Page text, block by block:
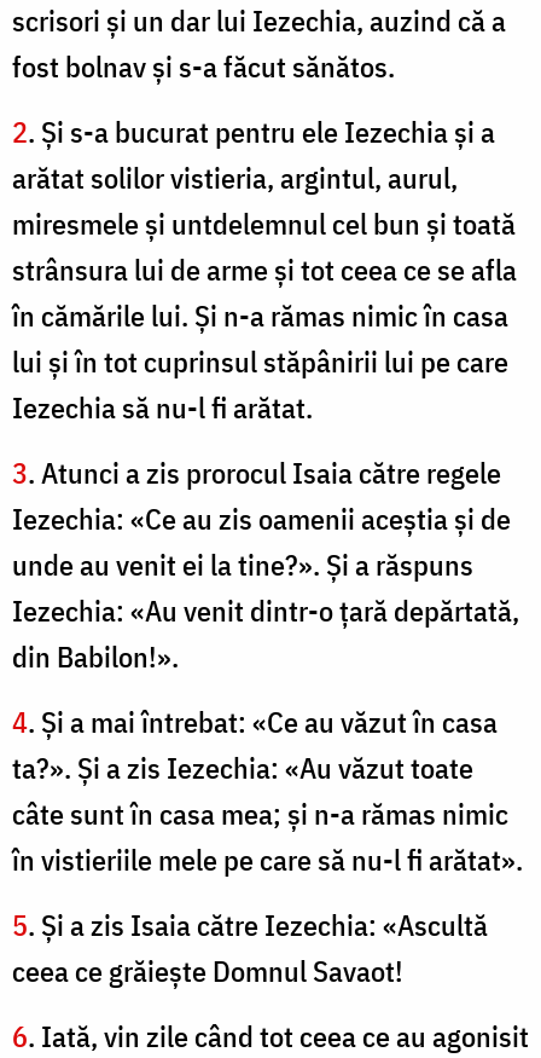
scrisori şi un dar lui Iezechia, auzind că a
fost bolnav şi s-a făcut sănătos.
2. Şi s-a bucurat pentru ele Iezechia şi a
arătat solilor vistieria, argintul, aurul,
miresmele şi untdelemnul cel bun şi toată
strânsura lui de arme şi tot ceea ce se afla
în cămările lui. Şi n-a rămas nimic în casa
lui şi în tot cuprinsul stăpânirii lui pe care
Iezechia să nu-l fi arătat.
3. Atunci a zis prorocul Isaia către regele
Iezechia: «Ce au zis oamenii aceştia şi de
unde au venit ei la tine?». Şi a răspuns
Iezechia: «Au venit dintr-o ţară depărtată,
din Babilon!».
4. Şi a mai întrebat: «Ce au văzut în casa
ta?». Şi a zis Iezechia: «Au văzut toate
câte sunt în casa mea; şi n-a rămas nimic
în vistieriile mele pe care să nu-l fi arătat».
5. Şi a zis Isaia către Iezechia: «Ascultă
ceea ce grăieşte Domnul Savaot!
6. Iată, vin zile când tot ceea ce au agonisit